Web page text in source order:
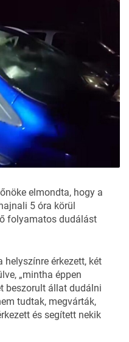
elmondta, hogy a
5 óra körül
folyamatos dudálást
helyszínre érkezett, két
„mintha éppen
beszorult állat dudálni
tudtak, megvárták,
és segített nekik